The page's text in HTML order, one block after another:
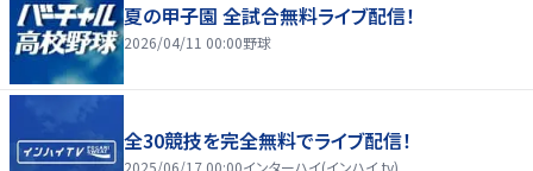
夏の甲子園 全試合無料ライブ配信！
2026/04/11 00:00野球
全30競技を完全無料でライブ配信！
2025/06/17 00:00インターハイ(インハイ.tv)